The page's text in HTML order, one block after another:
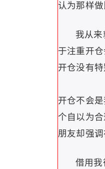
认为那样
我从
于注重开
开仓没有
开仓不会
个自以为
朋友却强
借用